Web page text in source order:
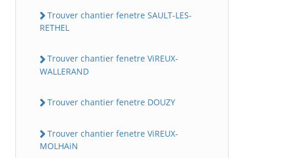
Trouver chantier fenetre SAULT-LES-
RETHEL
Trouver chantier fenetre ViREUX-
WALLERAND
Trouver chantier fenetre DOUZY
Trouver chantier fenetre ViREUX-
MOLHAiN